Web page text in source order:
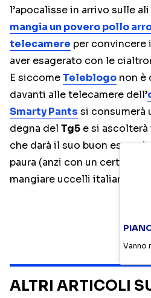
l’apocalisse in arrivo sulle
mangia un povero pollo
telecamere per
aver esagerato con le
E siccomeTeleblogo non è
davanti alle telecamere dell’
Smarty Pants si consumerà
degna del Tg5 e si ascolterà
che darà il suo buon
paura (anzi con un certo
mangiare uccelli italiani…
ALTRI ARTICOLI
Vanno